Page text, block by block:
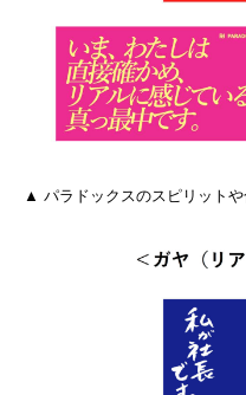
▲ パラドックスのスピリットや